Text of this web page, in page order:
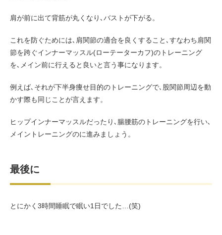
肩が前に出て背筋が丸くなり､バストが下がる。
これを防ぐためには､肩関節の適合を良くすること､すなわち肩関
節を跨ぐインナーマッスル(ローテーターカフ)のトレーニング
を､メイン前に行えると良いと言う事になります。
例えば､それが下半身痩せ目的のトレーニングで､股関節周辺を動
かす際も同じことが言えます。
ヒップインナーマッスルだったり､腸腰筋のトレーニングを行い､
メイントレーニングのに進みましょう。
最後に
とにかく3時間睡眠で眠い1日でした…(笑)